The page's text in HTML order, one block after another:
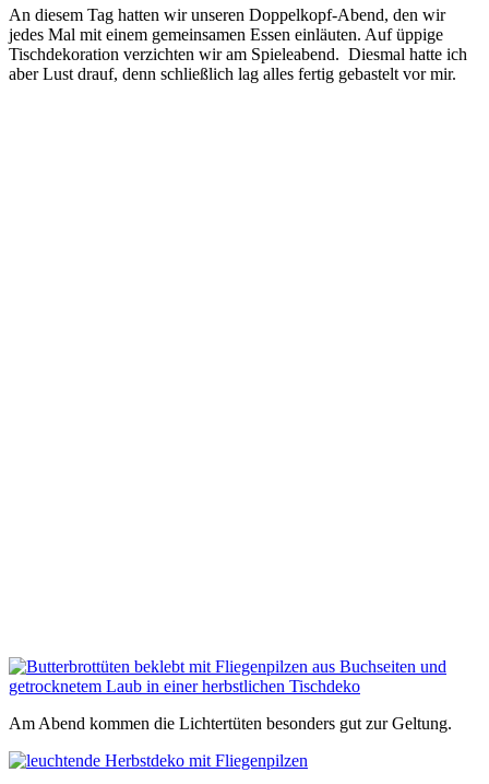
An diesem Tag hatten wir unseren Doppelkopf-Abend, den wir
jedes Mal mit einem gemeinsamen Essen einläuten. Auf üppige
Tischdekoration verzichten wir am Spieleabend. Diesmal hatte ich
aber Lust drauf, denn schließlich lag alles fertig gebastelt vor mir.
Am Abend kommen die Lichtertüten besonders gut zur Geltung.